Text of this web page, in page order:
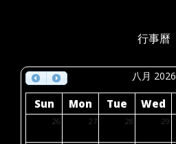
行事曆
八月 2026
Sun Mon Tue Wed
26 27 28 29